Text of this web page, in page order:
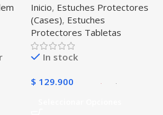
Tablet Samsung Galaxy
Tab A8 10.5 2021 – 2022
SM-x200 SM-x205 Anti
golpes con soporte
Inicio, Estuches Protectores
(Cases), Estuches
Protectores Tabletas
In stock
$ 129.900